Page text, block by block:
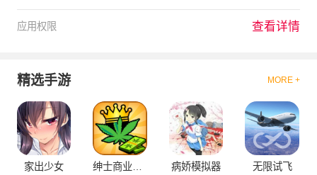
应用权限 查看详情
精选手游 MORE +
家出少女
绅士商业策略
病娇模拟器
无限试飞